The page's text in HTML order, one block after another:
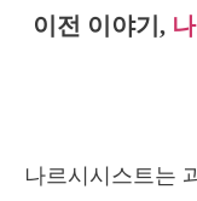
이전 이야기,
나르시시스트는